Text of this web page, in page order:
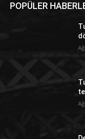
POPÜLER